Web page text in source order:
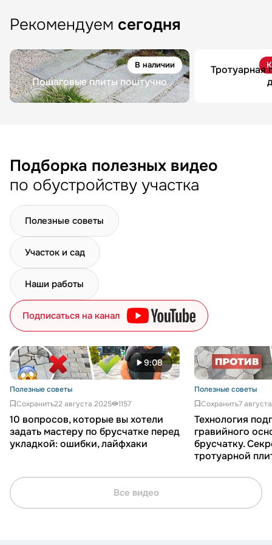
Рекомендуем сегодня
В наличии
Пошаговые плиты поштучно
Тротуарная
Подборка полезных видео
по обустройству участка
Полезные советы
Участок и сад
Наши работы
Подписаться на канал
9:08
Полезные советы
Сохранить22 августа 2025 1157
10 вопросов, которые вы хотели
задать мастеру по брусчатке перед
укладкой: ошибки, лайфхаки
Полезные советы
Сохранить7
Технология
гравийного
брусчатку.
тротуарной
Все видео